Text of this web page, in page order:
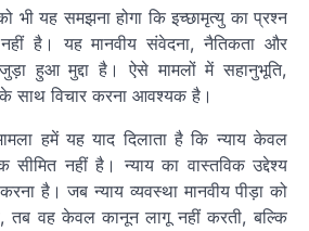
यह समझना होगा कि इच्छामृत्यु का प्रश्न
है। यह मानवीय संवेदना, नैतिकता और
जुड़ा हुआ मुद्दा है। ऐसे मामलों में सहानुभूति,
साथ विचार करना आवश्यक है।
हमें यह याद दिलाता है कि न्याय केवल
सीमित नहीं है। न्याय का वास्तविक उद्देश्य
करना है। जब न्याय व्यवस्था मानवीय पीड़ा को
तब वह केवल कानून लागू नहीं करती, बल्कि